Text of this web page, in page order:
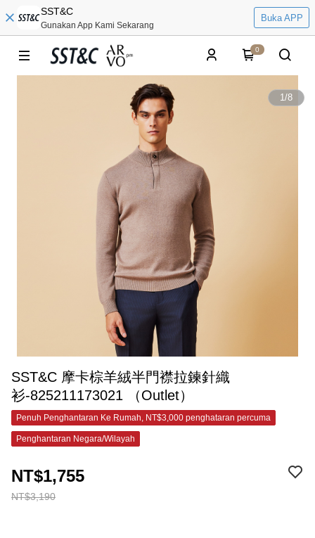
SST&C
Gunakan App Kami Sekarang
Buka APP
0
1/8
SST&C 摩卡棕羊絨半門襟拉鍊針織
衫-825211173021 （Outlet）
Penuh Penghantaran Ke Rumah, NT$3,000 penghataran percuma
Penghantaran Negara/Wilayah
NT$3,190
NT$1,755